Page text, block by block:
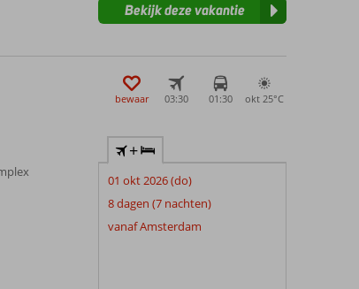
Bekijk deze vakantie
bewaar 03:30 01:30 okt 25°C
+
01 okt 2026 (do)
8 dagen (7 nachten)
vanaf Amsterdam